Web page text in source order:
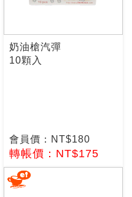
奶油槍汽彈
10顆入
會員價：NT$180
轉帳價：NT$175